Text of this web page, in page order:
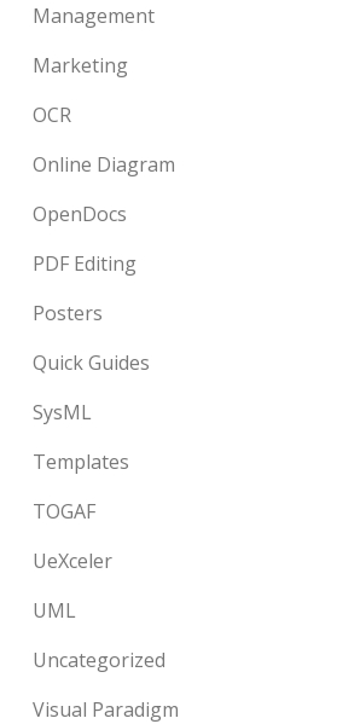
Management
Marketing
OCR
Online Diagram
OpenDocs
PDF Editing
Posters
Quick Guides
SysML
Templates
TOGAF
UeXceler
UML
Uncategorized
Visual Paradigm